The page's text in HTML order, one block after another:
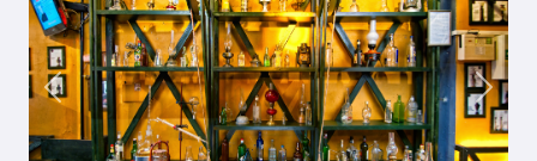
Previous Next